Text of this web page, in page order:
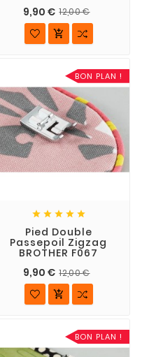
9,90 € 12,00 €

BON PLAN !
    
Pied Double
Passepoil Zigzag
BROTHER F067
9,90 € 12,00 €

BON PLAN !